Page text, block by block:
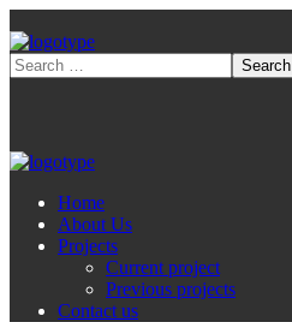
Home
About Us
Projects
Current project
Previous projects
Contact us